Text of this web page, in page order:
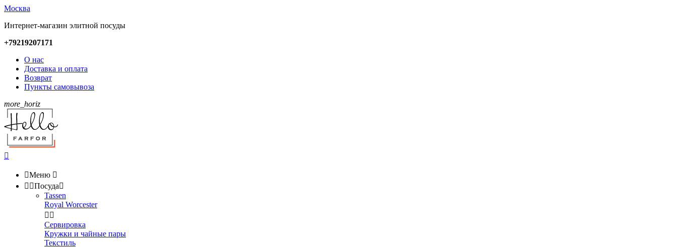
Москва
Интернет-магазин элитной посуды
+79219207171
О нас
Доставка и оплата
Возврат
Пункты самовывоза
more_horiz

Меню 
 Посуда
Tassen
Royal Worcester
 
Сервировка
Кружки и чайные пары
Текстиль